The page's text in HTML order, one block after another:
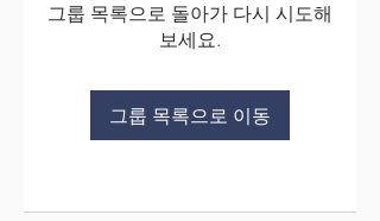
그룹 목록으로 돌아가 다시 시도해
보세요.
그룹 목록으로 이동